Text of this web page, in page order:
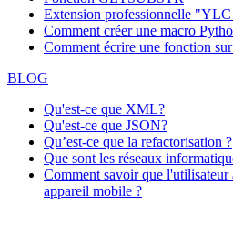
Extension professionnelle
Comment créer une macro
Comment écrire une fonction
BLOG
Qu'est-ce que XML?
Qu'est-ce que JSON?
Qu’est-ce que la refactorisation ?
Que sont les réseaux
Comment savoir que l'utilisateur
appareil mobile ?